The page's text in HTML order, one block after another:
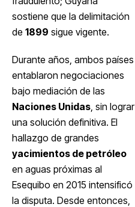
sostiene que la delimitación
de 1899 sigue vigente.
Durante años, ambos países
entablaron negociaciones
bajo mediación de las
Naciones Unidas, sin lograr
una solución definitiva. El
hallazgo de grandes
yacimientos de petróleo
en aguas próximas al
Esequibo en 2015 intensificó
la disputa. Desde entonces,